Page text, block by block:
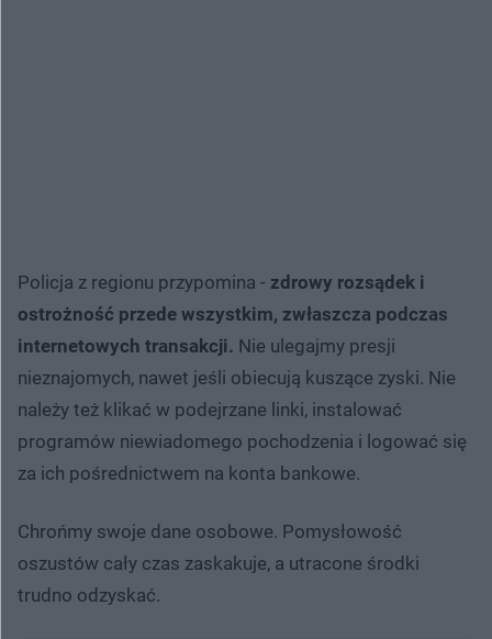
Policja z regionu przypomina - zdrowy rozsądek i
ostrożność przede wszystkim, zwłaszcza podczas
internetowych transakcji. Nie ulegajmy presji
nieznajomych, nawet jeśli obiecują kuszące zyski. Nie
należy też klikać w podejrzane linki, instalować
programów niewiadomego pochodzenia i logować się
za ich pośrednictwem na konta bankowe.
Chrońmy swoje dane osobowe. Pomysłowość
oszustów cały czas zaskakuje, a utracone środki
trudno odzyskać.